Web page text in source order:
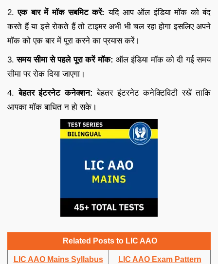
2.एक बार में मॉक सबमिट करें: यदि आप ऑल इंडिया मॉक को बंद
करते हैं या इसे रोकते हैं तो टाइमर अभी भी चल रहा होगा इसलिए अपने
मॉक को एक बार में पूरा करने का प्रयास करें।
3.समय सीमा से पहले पूरा करें मॉक: ऑल इंडिया मॉक को दी गई समय
सीमा पर रोक दिया जाएगा।
4.बेहतर इंटरनेट कनेक्शन: बेहतर इंटरनेट कनेक्टिविटी रखें ताकि
आपका मॉक बाधित न हो सके।
Related Posts to LIC AAO
LIC AAO Mains Syllabus
LIC AAO Exam Pattern